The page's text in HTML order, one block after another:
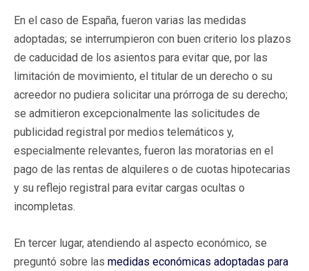
En el caso de España, fueron varias las medidas
adoptadas; se interrumpieron con buen criterio los plazos
de caducidad de los asientos para evitar que, por las
limitación de movimiento, el titular de un derecho o su
acreedor no pudiera solicitar una prórroga de su derecho;
se admitieron excepcionalmente las solicitudes de
publicidad registral por medios telemáticos y,
especialmente relevantes, fueron las moratorias en el
pago de las rentas de alquileres o de cuotas hipotecarias
y su reflejo registral para evitar cargas ocultas o
incompletas.
En tercer lugar, atendiendo al aspecto económico, se
preguntó sobre las medidas económicas adoptadas para